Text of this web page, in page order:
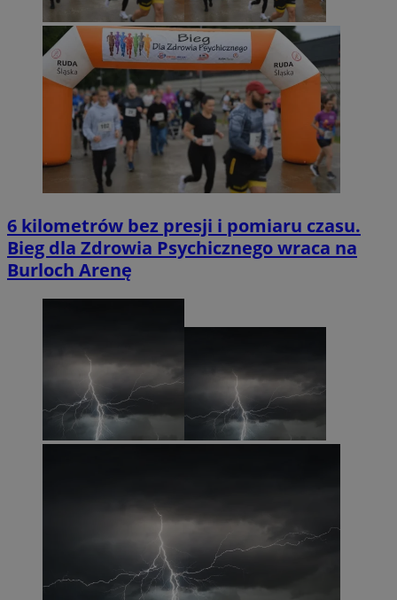
6 kilometrów bez presji i pomiaru czasu.
Bieg dla Zdrowia Psychicznego wraca na
Burloch Arenę